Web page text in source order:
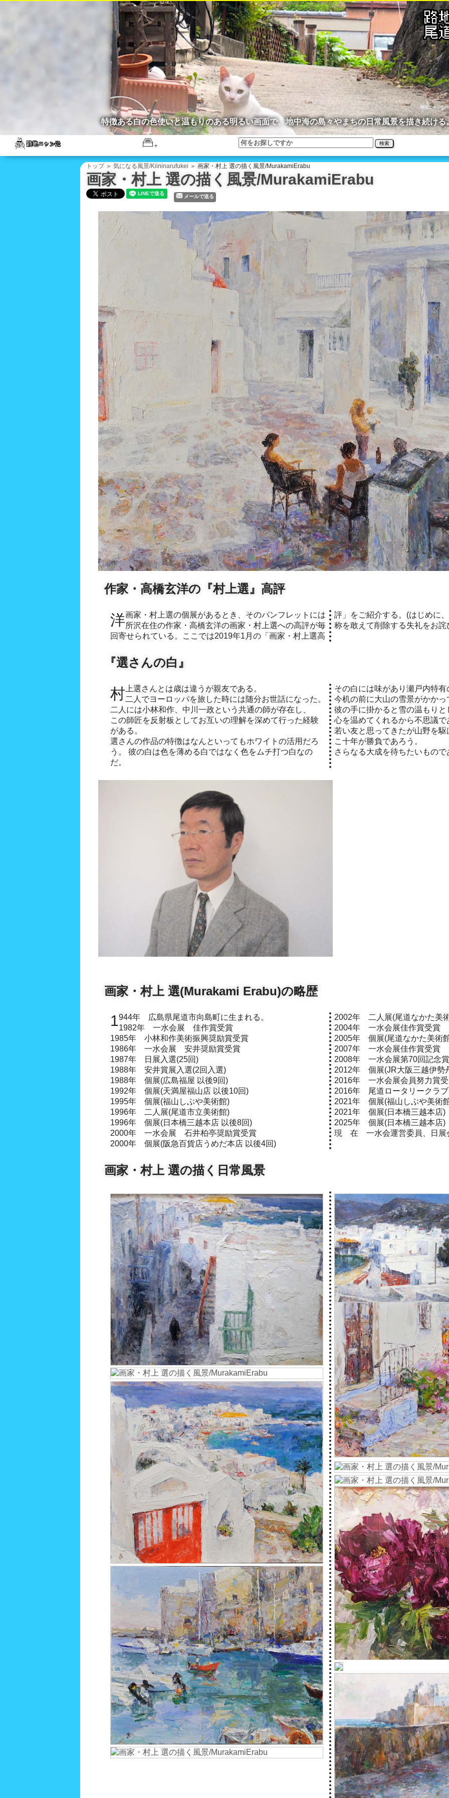
路地ニャン公
検索
特徴ある白の色使いと温もりのある明るい画面で、地中海の島々やまちの日常風景を描き続ける
トップ＞ 気になる風景/Kiininarufukei ＞ 画家・村上 選の描く風景/MurakamiErabu
画家・村上 選の描く風景/MurakamiErabu
メールで送る
作家・高橋玄洋の『村上選』高評
洋画家・村上選の個展があるとき、そのパンフレットには所沢在住の作家・高橋玄洋の画家・村上選への高評が毎
回寄せられている。ここでは2019年1月の「画家・村上選高
評」をご紹介する。(はじめに、登場する方々のお名前の敬 称を敢えて削除する失礼をお詫
『選さんの白』
村上選さんとは歳は違うが親友である。
二人でヨーロッパを旅した時には随分お世話になった。
二人には小林和作、中川一政という共通の師が存在し、
この師匠を反射板としてお互いの理解を深めて行った経験
がある。
選さんの作品の特徴はなんといってもホワイトの活用だろ
う。 彼の白は色を薄める白ではなく色をムチ打つ白なの
だ。
その白には味があり瀬戸内特
今机の前に大山の雪景がかか
彼の手に掛かると雪の温もり
心を温めてくれるから不思議で
若い友と思ってきたが山野を
こ十年が勝負であろう。
さらなる大成を待ちたいもので
画家・村上 選(Murakami Erabu)の略歴
1944年 広島県尾道市向島町に生まれる。
1982年 一水会展 佳作賞受賞
1985年 小林和作美術振興奨励賞受賞
1986年 一水会展 安井奨励賞受賞
1987年 日展入選(25回)
1988年 安井賞展入選(2回入選)
1988年 個展(広島福屋 以後9回)
1992年 個展(天満屋福山店 以後10回)
1995年 個展(福山しぶや美術館)
1996年 二人展(尾道市立美術館)
1996年 個展(日本橋三越本店 以後8回)
2000年 一水会展 石井柏亭奨励賞受賞
2000年 個展(阪急百貨店うめだ本店 以後4回)
2002年 二人展(尾道なかた美
2004年 一水会展佳作賞受賞
2005年 個展(尾道なかた美術
2007年 一水会展佳作賞受賞
2008年 一水会展第70回記念
2012年 個展(JR大阪三越伊勢
2016年 一水会展会員努力賞
2016年 尾道ロータリークラ
2021年 個展(福山しぶや美術
2021年 個展(日本橋三越本店)
2025年 個展(日本橋三越本店)
現 在 一水会運営委員、日展
画家・村上 選の描く日常風景